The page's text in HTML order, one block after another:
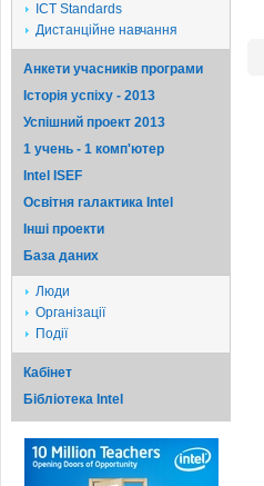
ICT Standards
Дистанційне навчання
Анкети учасників програми
Історія успіху - 2013
Успішний проект 2013
1 учень - 1 комп'ютер
Intel ISEF
Освітня галактика Intel
Iншi проекти
База даних
Люди
Організації
Події
Кабінет
Бібліотека Intel